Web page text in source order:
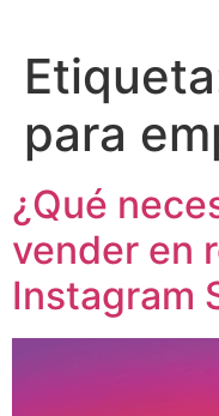
para
¿Qué
vender en
Instagram